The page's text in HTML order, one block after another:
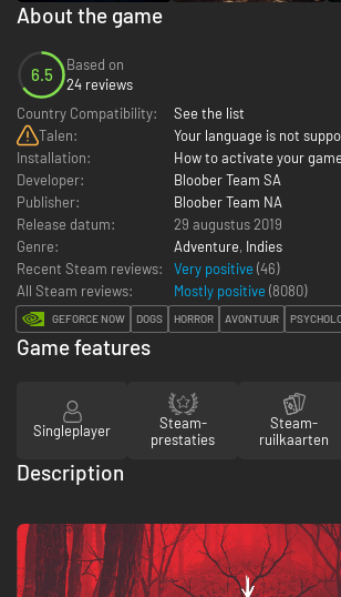
About the game
6.5
Based on
24 reviews
Country Compatibility:
See the list
Talen:
Your language is not
Installation:
How to activate your
Developer:
Bloober Team SA
Publisher:
Bloober Team NA
Release datum:
29 augustus 2019
Genre:
Adventure, Indies
Recent Steam reviews:
Very positive (46)
All Steam reviews:
Mostly positive (8080)
GEFORCE NOW DOGS HORROR AVONTUUR
Game features
Singleplayer
Steam-
prestaties
Steam-
ruilkaarten
Description